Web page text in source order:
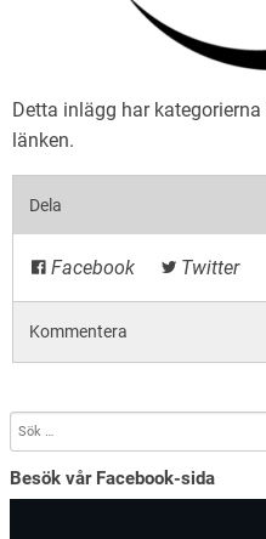
Detta inlägg har kategorierna
länken.
Dela
Facebook Twitter
Kommentera
Besök vår Facebook-sida